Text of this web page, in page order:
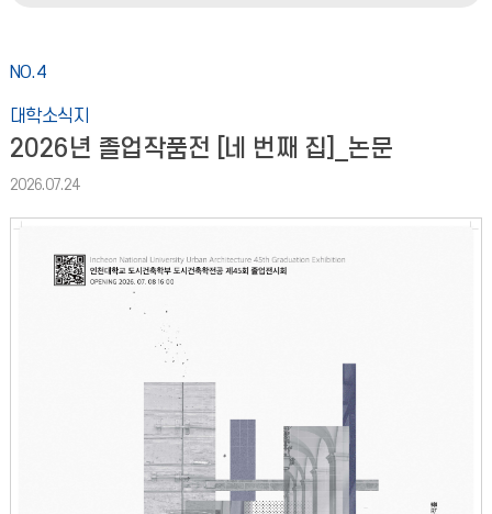
NO.4
대학소식지
2026년 졸업작품전 [네 번째 집]_논문
2026.07.24